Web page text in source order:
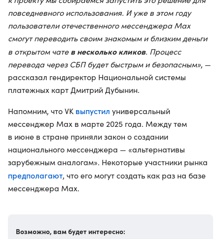
повседневного использования. И уже в этом году
пользователи отечественного мессенджера Max
смогут переводить своим знакомым и близким деньги
в открытом чатев несколько кликов. Процесс
перевода через СБП будет быстрым и безопасным», —
рассказал гендиректор Национальной системы
платежных карт Дмитрий Дубынин.
Напомним, что VK выпустил универсальный
мессенджер Max в марте 2025 года. Между тем
в июне в стране приняли закон о создании
национального мессенджера — «альтернативы
зарубежным аналогам». Некоторые участники рынка
предполагают, что его могут создать как раз на базе
мессенджера Max.
Возможно, вам будет интересно: